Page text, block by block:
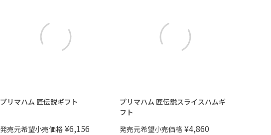
プリマハム 匠伝説ギフト
発売元希望小売価格 ¥6,156
プリマハム 匠伝説スライスハムギ
フト
発売元希望小売価格 ¥4,860